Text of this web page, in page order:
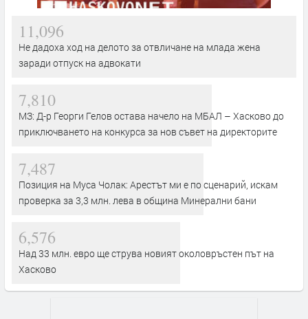
11,096
Не дадоха ход на делото за отвличане на млада жена
заради отпуск на адвокати
7,810
МЗ: Д-р Георги Гелов остава начело на МБАЛ – Хасково до
приключването на конкурса за нов съвет на директорите
7,487
Позиция на Муса Чолак: Арестът ми е по сценарий, искам
проверка за 3,3 млн. лева в община Минерални бани
6,576
Над 33 млн. евро ще струва новият околовръстен път на
Хасково